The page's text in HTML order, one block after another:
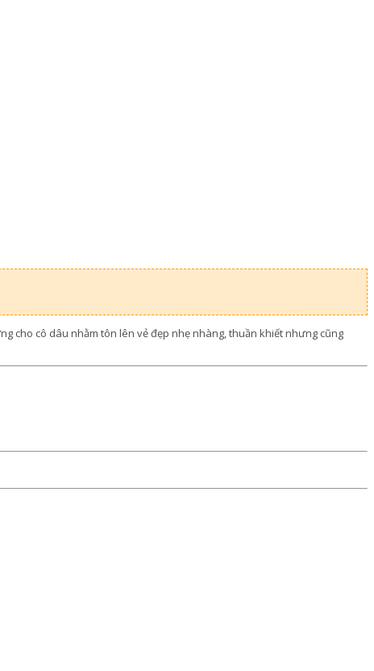
cho cô dâu nhằm tôn lên vẻ đẹp nhẹ nhàng, thuần khiết nhưng cũng